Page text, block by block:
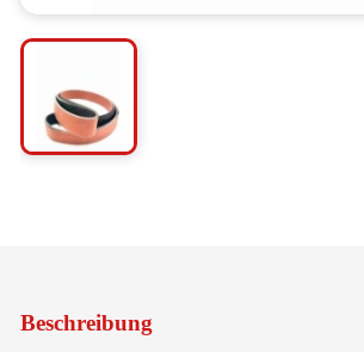
Beschreibung